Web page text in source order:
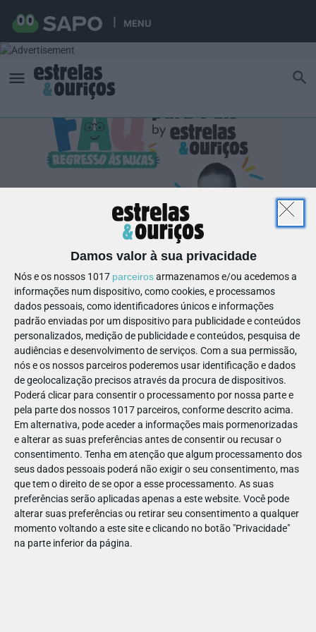
MENU
Damos valor à sua privacidade
Nós e os nossos 1017 parceirosarmazenamos e/ou acedemos a
informações num dispositivo, como cookies, e processamos
dados pessoais, como identificadores únicos e informações
padrão enviadas por um dispositivo para publicidade e conteúdos
personalizados, medição de publicidade e conteúdos, pesquisa de
audiências e desenvolvimento de serviços. Com a sua permissão,
nós e os nossos parceiros poderemos usar identificação e dados
de geolocalização precisos através da procura de dispositivos.
Poderá clicar para consentir o processamento por nossa parte e
pela parte dos nossos 1017 parceiros, conforme descrito acima.
Em alternativa, pode aceder a informações mais pormenorizadas
e alterar as suas preferências antes de consentir ou recusar o
consentimento. Tenha em atenção que algum processamento dos
seus dados pessoais poderá não exigir o seu consentimento, mas
que tem o direito de se opor a esse processamento. As suas
preferências serão aplicadas apenas a este website. Você pode
alterar suas preferências ou retirar seu consentimento a qualquer
momento voltando a este site e clicando no botão "Privacidade"
na parte inferior da página.